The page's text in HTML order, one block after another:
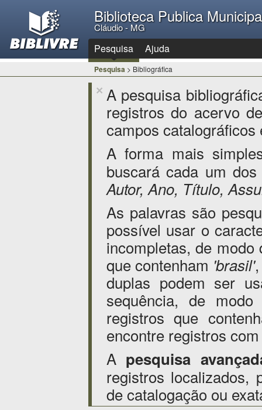
Biblioteca Publica
Cláudio - MG
Pesquisa Ajuda
Pesquisa > Bibliográfica
× A pesquisa
registros do acervo
campos
A forma mais
buscará cada um
Autor, Ano, Título,
As palavras são
possível usar o
incompletas, de
que contenham 'brasil'
duplas podem ser
sequência, de
registros que
encontre registros
A pesquisa
registros localizados,
de catalogação ou